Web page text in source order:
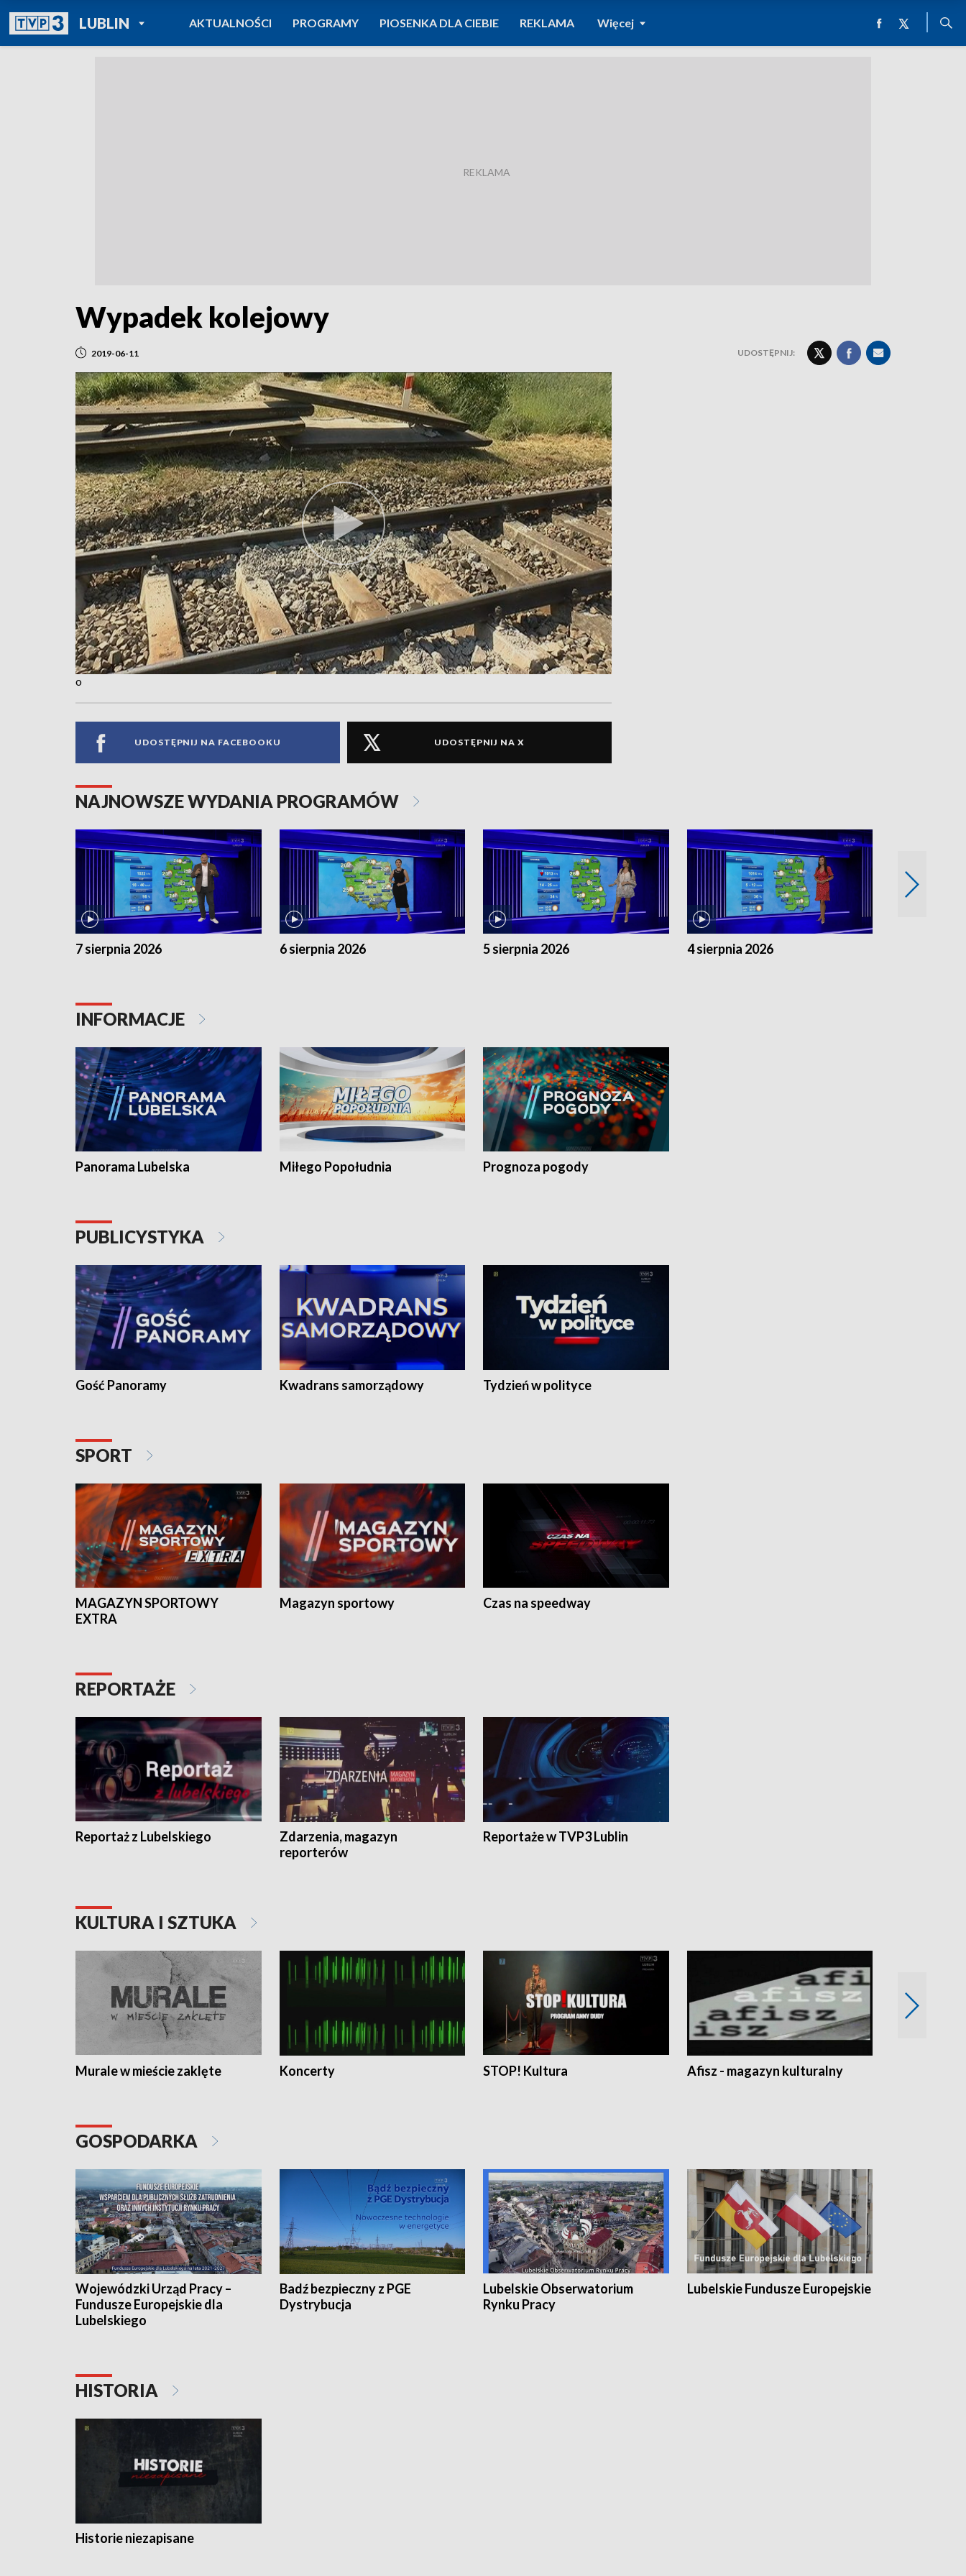
LUBLINPOWRÓT DO
TVP REGIONY
AKTUALNOŚCI PROGRAMY PIOSENKA DLA CIEBIE REKLAMA Więcej
Wypadek kolejowy
2019-06-11 UDOSTĘPNIJ:
o
UDOSTĘPNIJ NA FACEBOOKU UDOSTĘPNIJ NA X
NAJNOWSZE WYDANIA PROGRAMÓW
7 sierpnia 2026 6 sierpnia 2026 5 sierpnia 2026 4 sierpnia 2026
INFORMACJE
Panorama Lubelska Miłego Popołudnia Prognoza pogody
PUBLICYSTYKA
Gość Panoramy Kwadrans samorządowy Tydzień w polityce
SPORT
MAGAZYN SPORTOWY
EXTRA
Magazyn sportowy Czas na speedway
REPORTAŻE
Reportaż z Lubelskiego
Zdarzenia, magazyn
reporterów
Reportaże w TVP3 Lublin
KULTURA I SZTUKA
Murale w mieście zaklęte Koncerty STOP! Kultura Afisz - magazyn kulturalny
GOSPODARKA
Wojewódzki Urząd Pracy –
Fundusze Europejskie dla
Lubelskiego
Badź bezpieczny z PGE
Dystrybucja
Lubelskie Obserwatorium
Rynku Pracy
Lubelskie Fundusze Europejskie
HISTORIA
Historie niezapisane